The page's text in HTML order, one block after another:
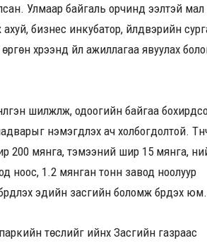
Улмаар байгаль орчинд ээлтэй
бизнес инкубатор, үйлдвэрийн
өргөн хүрээнд үйл ажиллагаа явуулах
шилжүүлж, одоогийн байгаа
нэмэгдүүлэх ач холбогдолтой.
200 мянга, тэмээний шир 15 мянга,
ноос, 1.2 мянган тонн завод ноолуур
эдийн засгийн боломж бүрдэх юм.
төслийг ийнхүү Засгийн газраас